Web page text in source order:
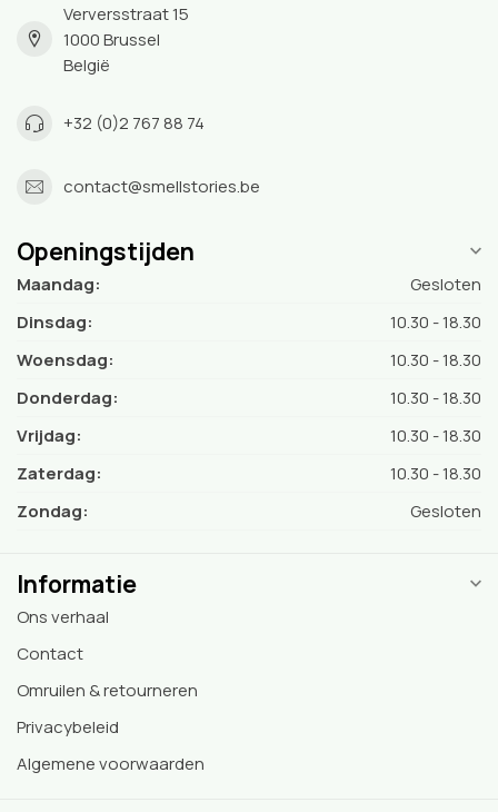
Verversstraat 15
1000 Brussel
België
+32 (0)2 767 88 74
contact@smellstories.be
Openingstijden
Maandag:
Gesloten
Dinsdag:
10.30 - 18.30
Woensdag:
10.30 - 18.30
Donderdag:
10.30 - 18.30
Vrijdag:
10.30 - 18.30
Zaterdag:
10.30 - 18.30
Zondag:
Gesloten
Informatie
Ons verhaal
Contact
Omruilen & retourneren
Privacybeleid
Algemene voorwaarden